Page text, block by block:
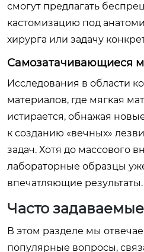
смогут предлагать
кастомизацию под
хирурга или задачу
Самозатачивающиеся
Исследования в области
материалов, где мягкая
истирается, обнажая
к созданию «вечных»
задач. Хотя до массового
лабораторные образцы
впечатляющие результаты.
Часто
В этом разделе мы
популярные вопросы,